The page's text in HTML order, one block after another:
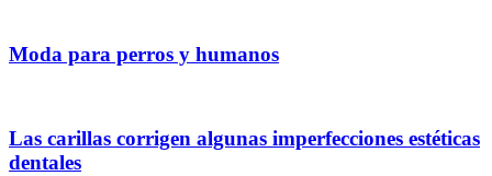
Moda para perros y humanos
Las carillas corrigen algunas imperfecciones estéticas
dentales